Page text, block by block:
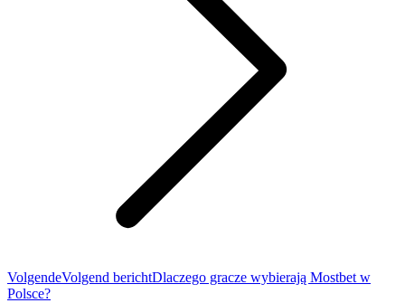
VolgendeVolgend berichtDlaczego gracze wybierają Mostbet w
Polsce?